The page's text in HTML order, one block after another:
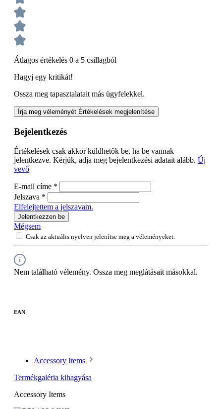
Átlagos értékelés 0 a 5 csillagból
Hagyj egy kritikát!
Ossza meg tapasztalatait más ügyfelekkel.
Írja meg véleményét Értékelések megjelenítése
Bejelentkezés
Értékelések csak akkor küldhetők be, ha be vannak
jelentkezve. Kérjük, adja meg bejelentkezési adatait alább. Új
vevő
E-mail címe *
Jelszava *
Elfelejtettem a jelszavam.
Jelentkezzen be
Mégsem
Csak az aktuális nyelven jelenítse meg a véleményeket.
Nem található vélemény. Ossza meg meglátásait másokkal.
EAN
Accessory Items
Termékgaléria kihagyása
Accessory Items